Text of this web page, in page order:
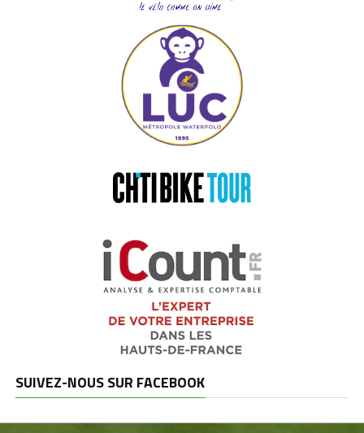
SUIVEZ-NOUS SUR FACEBOOK